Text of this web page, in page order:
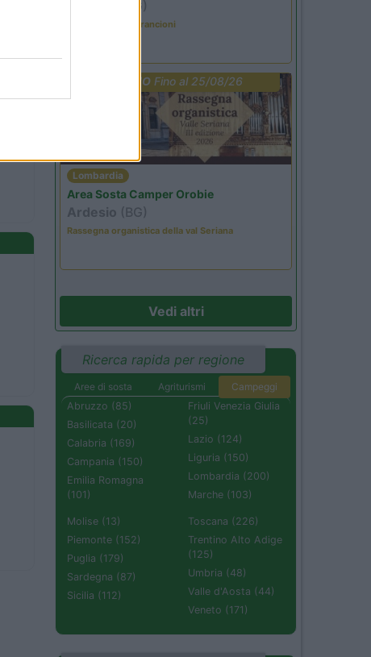
(BG)
Caccia ai tesori arancioni
PROMO Fino al 25/08/26
Lombardia
Area Sosta Camper Orobie
Ardesio (BG)
Rassegna organistica della val Seriana
Vedi altri
Ricerca rapida per regione
Aree di sosta Agriturismi
Campeggi
Abruzzo (85)
Basilicata (20)
Calabria (169)
Campania (150)
Emilia Romagna
(101)
Friuli Venezia Giulia
(25)
Lazio (124)
Liguria (150)
Lombardia (200)
Marche (103)
Molise (13)
Piemonte (152)
Puglia (179)
Sardegna (87)
Sicilia (112)
Toscana (226)
Trentino Alto Adige
(125)
Umbria (48)
Valle d'Aosta (44)
Veneto (171)